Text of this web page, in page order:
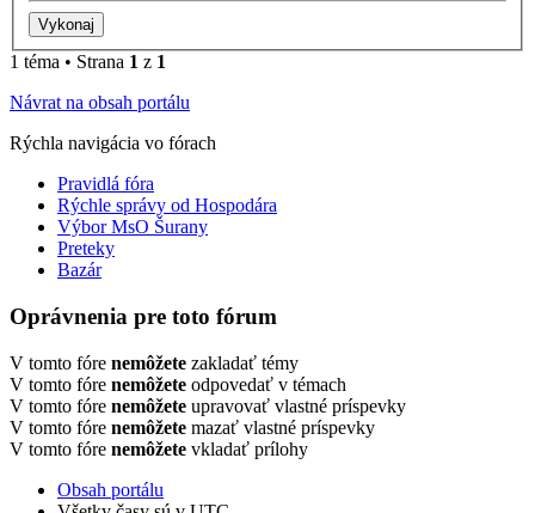
1 téma • Strana 1 z 1
Návrat na obsah portálu
Rýchla navigácia vo fórach
Pravidlá fóra
Rýchle správy od Hospodára
Výbor MsO Šurany
Preteky
Bazár
Oprávnenia pre toto fórum
V tomto fóre nemôžete zakladať témy
V tomto fóre nemôžete odpovedať v témach
V tomto fóre nemôžete upravovať vlastné príspevky
V tomto fóre nemôžete mazať vlastné príspevky
V tomto fóre nemôžete vkladať prílohy
Obsah portálu